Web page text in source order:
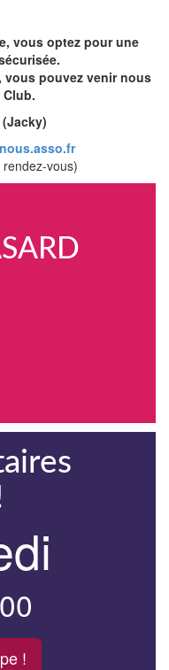
vous optez pour une
vous pouvez venir nous
(Jacky)
vous)
!